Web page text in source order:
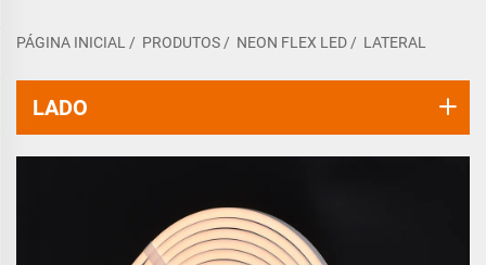
PÁGINA INICIAL / PRODUTOS / NEON FLEX LED / LATERAL
LADO